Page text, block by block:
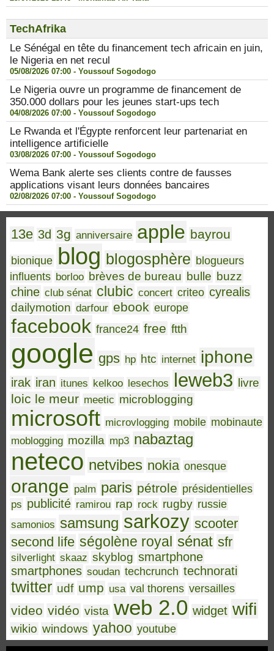
TechAfrika
Le Sénégal en tête du financement tech africain en juin,
le Nigeria en net recul
05/08/2026 07:00 - Youssouf Sogodogo
Le Nigeria ouvre un programme de financement de
350.000 dollars pour les jeunes start-ups tech
04/08/2026 07:00 - Youssouf Sogodogo
Le Rwanda et l'Égypte renforcent leur partenariat en
intelligence artificielle
03/08/2026 07:00 - Youssouf Sogodogo
Wema Bank alerte ses clients contre de fausses
applications visant leurs données bancaires
02/08/2026 07:00 - Youssouf Sogodogo
13e 3d 3g anniversaire apple bayrou
bionique blog blogosphère blogueurs
influents borloo brèves de bureau bulle buzz
chine club sénat clubic concert criteo cyrealis
dailymotion darfour ebook europe
facebook france24 free ftth
google gps hp htc internet iphone
irak iran itunes kelkoo lesechos leweb3 livre
loic le meur meetic microblogging
microsoft microvlogging mobile mobinaute
moblogging mozilla mp3 nabaztag
neteco netvibes nokia onesque
orange palm paris pétrole présidentielles
ps publicité ramirou rap rock rugby russie
samonios samsung sarkozy scooter
second life ségolène royal sénat sfr
silverlight skaaz skyblog smartphone
smartphones soudan techcrunch technorati
twitter udf ump usa val thorens versailles
video vidéo vista web 2.0 widget wifi
wikio windows yahoo youtube